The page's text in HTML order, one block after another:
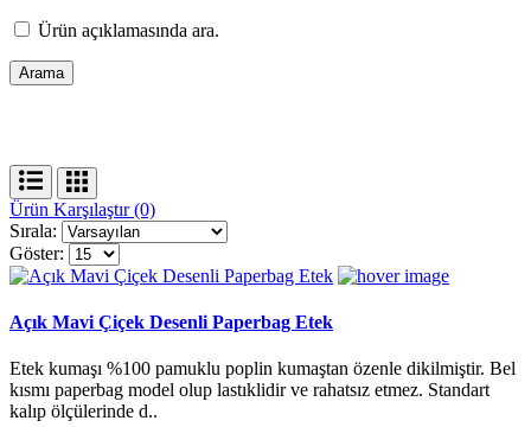
Ürün açıklamasında ara.
Ürün Karşılaştır (0)
Sırala:
Göster:
Açık Mavi Çiçek Desenli Paperbag Etek
Etek kumaşı %100 pamuklu poplin kumaştan özenle dikilmiştir. Bel
kısmı paperbag model olup lastıklidir ve rahatsız etmez. Standart
kalıp ölçülerinde d..